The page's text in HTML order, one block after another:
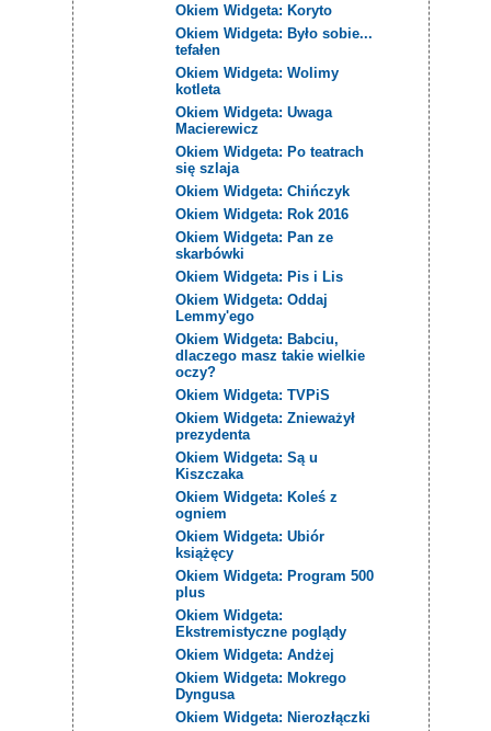
Okiem Widgeta: Koryto
Okiem Widgeta: Było sobie...
tefałen
Okiem Widgeta: Wolimy
kotleta
Okiem Widgeta: Uwaga
Macierewicz
Okiem Widgeta: Po teatrach
się szlaja
Okiem Widgeta: Chińczyk
Okiem Widgeta: Rok 2016
Okiem Widgeta: Pan ze
skarbówki
Okiem Widgeta: Pis i Lis
Okiem Widgeta: Oddaj
Lemmy'ego
Okiem Widgeta: Babciu,
dlaczego masz takie wielkie
oczy?
Okiem Widgeta: TVPiS
Okiem Widgeta: Znieważył
prezydenta
Okiem Widgeta: Są u
Kiszczaka
Okiem Widgeta: Koleś z
ogniem
Okiem Widgeta: Ubiór
książęcy
Okiem Widgeta: Program 500
plus
Okiem Widgeta:
Ekstremistyczne poglądy
Okiem Widgeta: Andżej
Okiem Widgeta: Mokrego
Dyngusa
Okiem Widgeta: Nierozłączki